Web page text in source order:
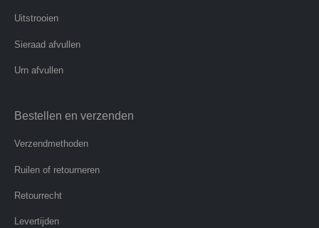
Uitstrooien
Sieraad afvullen
Urn afvullen
Bestellen en verzenden
Verzendmethoden
Ruilen of retourneren
Retourrecht
Levertijden